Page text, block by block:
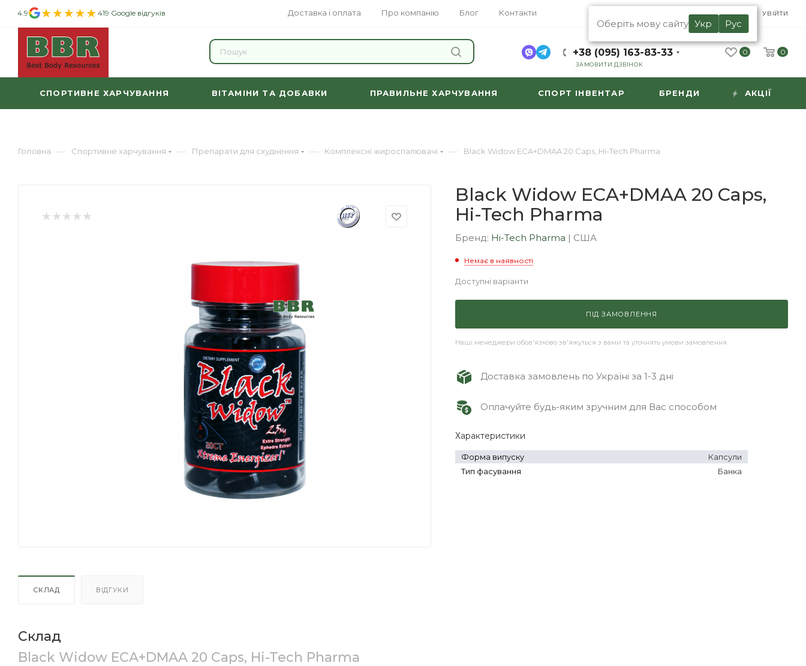
Доставка і оплата Про компанію Блог Контакти
4.9 419 Google відгуків RU
Оберіть мову сайту Укр Рус
УВІЙТИ
+38 (095) 163-83-33
ЗАМОВИТИ ДЗВІНОК
0 0
СПОРТИВНЕ ХАРЧУВАННЯ ВІТАМІНИ ТА ДОБАВКИ ПРАВИЛЬНЕ ХАРЧУВАННЯ СПОРТ ІНВЕНТАР БРЕНДИ АКЦІЇ
Головна — Спортивне харчування — Препарати для схуднення — Комплексні жироспалювачі — Black Widow ECA+DMAA 20 Caps, Hi-Tech Pharma
СКЛАД ВІДГУКИ
Склад
Black Widow ECA+DMAA 20 Caps, Hi-Tech Pharma
Black Widow ECA+DMAA 20 Caps,
Hi-Tech Pharma
Бренд: Hi-Tech Pharma | США
Немає в наявності
Доступні варіанти
ПІД ЗАМОВЛЕННЯ
Наші менеджери обов'язково зв'яжуться з вами та уточнять умови замовлення
Доставка замовлень по Україні за 1-3 дні
Оплачуйте будь-яким зручним для Вас способом
Характеристики
Форма випуску
Капсули
Тип фасування
Банка